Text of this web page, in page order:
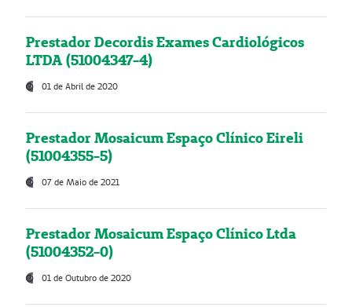
Prestador Decordis Exames Cardiológicos
LTDA (51004347-4)
01 de Abril de 2020
Prestador Mosaicum Espaço Clínico Eireli
(51004355-5)
07 de Maio de 2021
Prestador Mosaicum Espaço Clínico Ltda
(51004352-0)
01 de Outubro de 2020